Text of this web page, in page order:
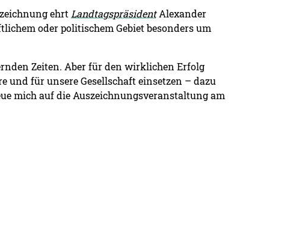
ehrt LandtagspräsidentAlexander
oder politischem Gebiet besonders um
Zeiten. Aber für den wirklichen Erfolg
und für unsere Gesellschaft einsetzen – dazu
mich auf die Auszeichnungsveranstaltung am